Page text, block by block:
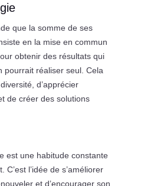
que la somme de ses
en la mise en commun
obtenir des résultats qui
pourrait réaliser seul. Cela
d’apprécier
de créer des solutions
est une habitude constante
l’idée de s’améliorer
et d’encourager son